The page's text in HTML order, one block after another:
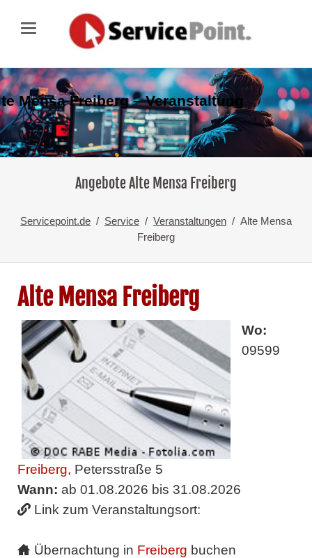
Mensa Freiberg – Veranstaltung
Angebote Alte Mensa Freiberg
Servicepoint.de Service Veranstaltungen
Alte Mensa
Freiberg
Alte Mensa Freiberg
Wo:
09599
Freiberg, Petersstraße 5
Wann: ab 01.08.2026 bis 31.08.2026
Link zum Veranstaltungsort:
Übernachtung in Freiberg buchen